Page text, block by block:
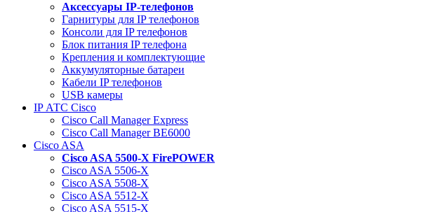
Аксессуары IP-телефонов
Гарнитуры для IP телефонов
Консоли для IP телефонов
Блок питания IP телефона
Крепления и комплектующие
Аккумуляторные батареи
Кабели IP телефонов
USB камеры
IP АТС Cisco
Cisco Call Manager Express
Cisco Call Manager BE6000
Cisco ASA
Cisco ASA 5500-X FirePOWER
Cisco ASA 5506-X
Cisco ASA 5508-X
Cisco ASA 5512-X
Cisco ASA 5515-X